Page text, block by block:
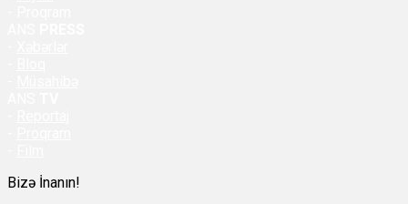
Bizə İnanın!